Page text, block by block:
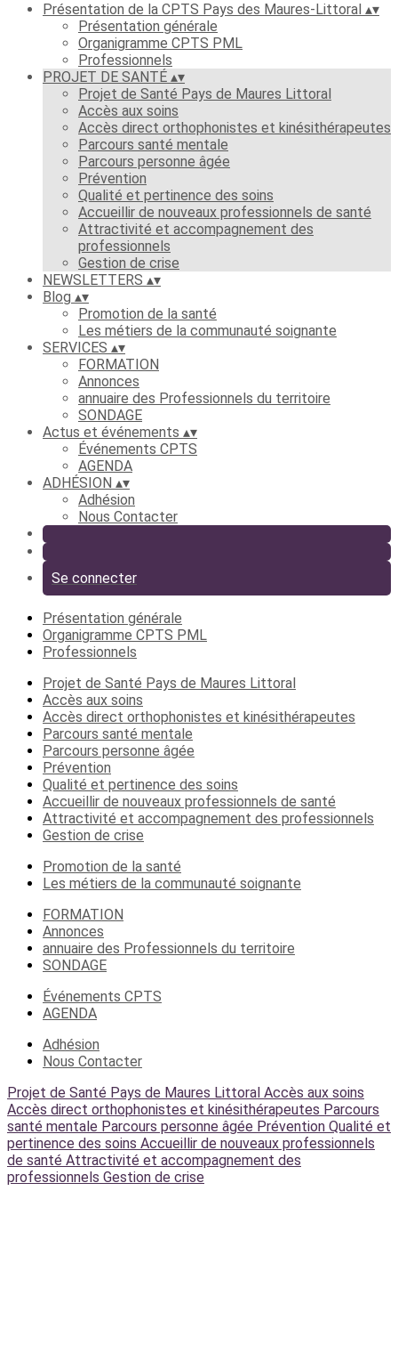
Présentation de la CPTS Pays des Maures-Littoral ▴▾
Présentation générale
Organigramme CPTS PML
Professionnels
PROJET DE SANTÉ ▴▾
Projet de Santé Pays de Maures Littoral
Accès aux soins
Accès direct orthophonistes et kinésithérapeutes
Parcours santé mentale
Parcours personne âgée
Prévention
Qualité et pertinence des soins
Accueillir de nouveaux professionnels de santé
Attractivité et accompagnement des
professionnels
Gestion de crise
NEWSLETTERS ▴▾
Blog ▴▾
Promotion de la santé
Les métiers de la communauté soignante
SERVICES ▴▾
FORMATION
Annonces
annuaire des Professionnels du territoire
SONDAGE
Actus et événements ▴▾
Événements CPTS
AGENDA
ADHÉSION ▴▾
Adhésion
Nous Contacter
Se connecter
Présentation générale
Organigramme CPTS PML
Professionnels
Projet de Santé Pays de Maures Littoral
Accès aux soins
Accès direct orthophonistes et kinésithérapeutes
Parcours santé mentale
Parcours personne âgée
Prévention
Qualité et pertinence des soins
Accueillir de nouveaux professionnels de santé
Attractivité et accompagnement des professionnels
Gestion de crise
Promotion de la santé
Les métiers de la communauté soignante
FORMATION
Annonces
annuaire des Professionnels du territoire
SONDAGE
Événements CPTS
AGENDA
Adhésion
Nous Contacter
Projet de Santé Pays de Maures Littoral Accès aux soins
Accès direct orthophonistes et kinésithérapeutes Parcours
santé mentale Parcours personne âgée Prévention Qualité et
pertinence des soins Accueillir de nouveaux professionnels
de santé Attractivité et accompagnement des
professionnels Gestion de crise